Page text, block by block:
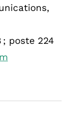
; poste 224